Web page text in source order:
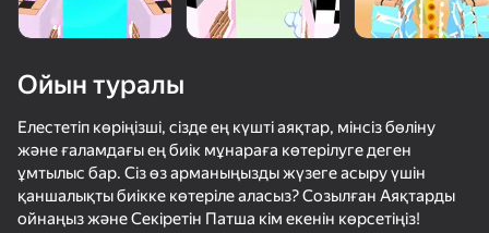
50+ топ ойындар, оларды ойнайды
тіпті «ойнамайтын» адамдар да
Ойын туралы
Елестетіп көріңізші, сізде ең күшті аяқтар, мінсіз бөліну
және ғаламдағы ең биік мұнараға көтерілуге деген
ұмтылыс бар. Сіз өз арманыңызды жүзеге асыру үшін
қаншалықты биікке көтеріле аласыз? Созылған Аяқтарды
ойнаңыз және Секіретін Патша кім екенін көрсетіңіз!